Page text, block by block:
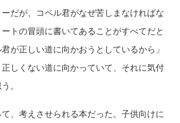
だが、コペル君がなぜ苦しまなければな
トの冒頭に書いてあることがすべてだと
が正しい道に向かおうとしているから」
しくない道に向かっていて、それに気付
。
、考えさせられる本だった。子供向けに